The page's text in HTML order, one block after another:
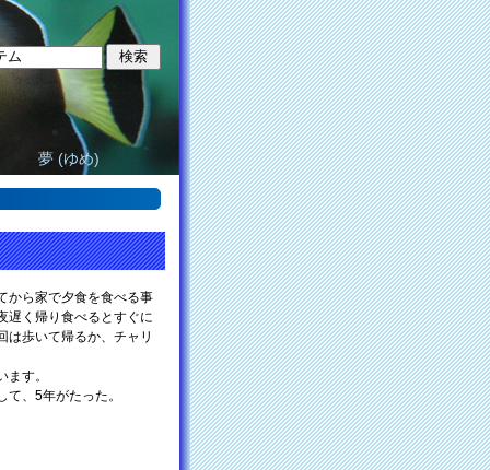
夢 (ゆめ)
から家で夕食を食べる事
く帰り食べるとすぐに
は歩いて帰るか、チャリ
す。
、5年がたった。